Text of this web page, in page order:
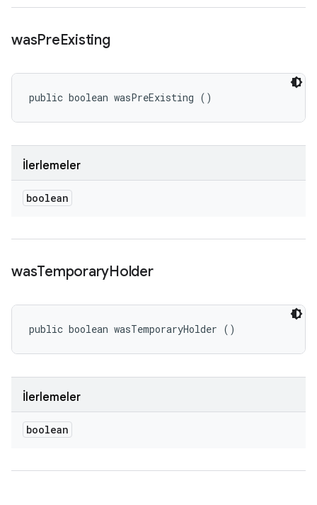
wasPreExisting
public boolean wasPreExisting ()
İlerlemeler
boolean
wasTemporaryHolder
public boolean wasTemporaryHolder ()
İlerlemeler
boolean